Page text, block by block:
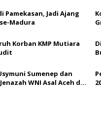
Pamekasan, Jadi Ajang
Madura
Korban KMP Mutiara
Sumenep dan
WNI Asal Aceh di